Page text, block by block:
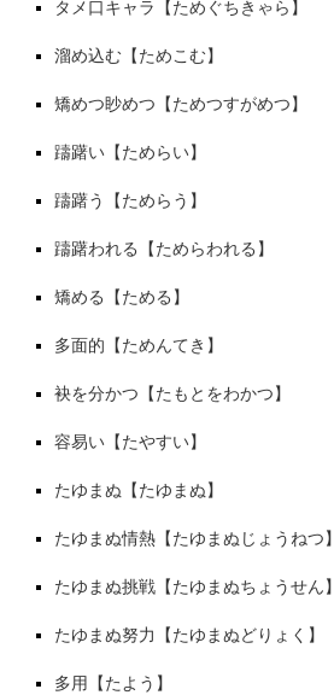
タメ口キャラ【ためぐちきゃら】
溜め込む【ためこむ】
矯めつ眇めつ【ためつすがめつ】
躊躇い【ためらい】
躊躇う【ためらう】
躊躇われる【ためらわれる】
矯める【ためる】
多面的【ためんてき】
袂を分かつ【たもとをわかつ】
容易い【たやすい】
たゆまぬ【たゆまぬ】
たゆまぬ情熱【たゆまぬじょうねつ】
たゆまぬ挑戦【たゆまぬちょうせん】
たゆまぬ努力【たゆまぬどりょく】
多用【たよう】